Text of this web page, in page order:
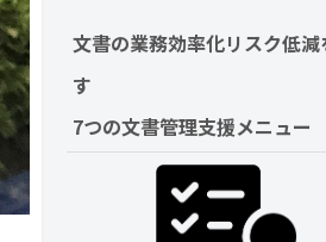
文書の業務効率化リスク低減
す
7つの文書管理支援メニュー